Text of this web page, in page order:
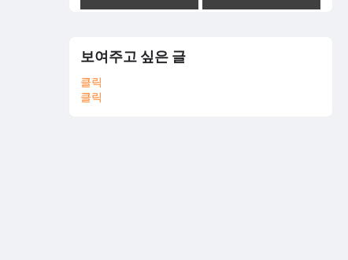
보여주고 싶은 글
클릭
클릭